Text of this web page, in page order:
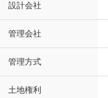
設計会社
管理会社
管理方式
土地権利